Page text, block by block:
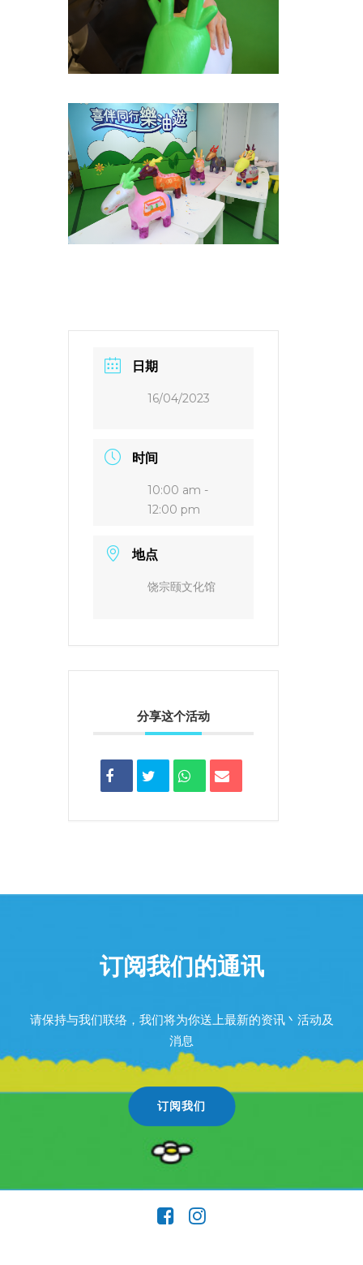
日期
16/04/2023
时间
10:00 am -
12:00 pm
地点
饶宗颐文化馆
分享这个活动
订阅我们的通讯
请保持与我们联络，我们将为你送上最新的资讯丶活动及
消息
订阅我们